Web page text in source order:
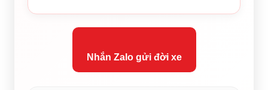
Nhắn Zalo gửi đời xe